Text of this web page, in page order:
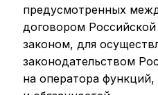
предусмотренных
договором
законом, для
законодательством
на оператора